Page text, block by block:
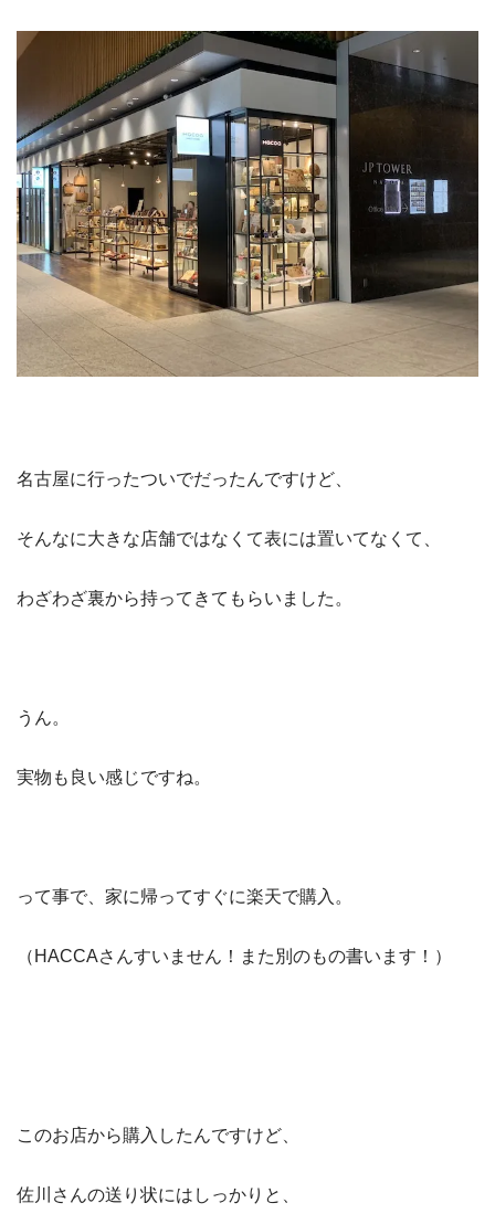
名古屋に行ったついでだったんですけど、
そんなに大きな店舗ではなくて表には置いてなくて、
わざわざ裏から持ってきてもらいました。
うん。
実物も良い感じですね。
って事で、家に帰ってすぐに楽天で購入。
（HACCAさんすいません！また別のもの書います！）
このお店から購入したんですけど、
佐川さんの送り状にはしっかりと、